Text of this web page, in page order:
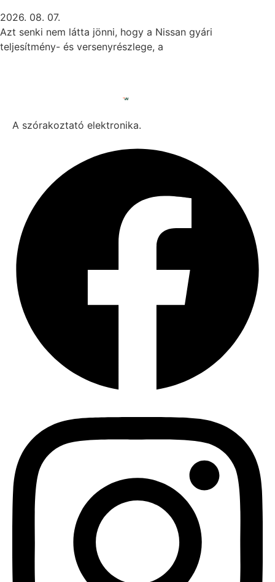
2026. 08. 07.
Azt senki nem látta jönni, hogy a Nissan gyári
teljesítmény- és versenyrészlege, a
A szórakoztató elektronika.